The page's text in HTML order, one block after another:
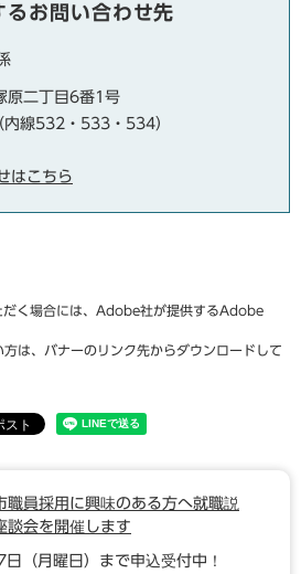
るお問い合わせ先
原二丁目6番1号
線532・533・534）
はこちら
だく場合には、Adobe社が提供するAdobe
は、バナーのリンク先からダウンロードして
職員採用に興味のある方へ就職説
談会を開催します
（月曜日）まで申込受付中！